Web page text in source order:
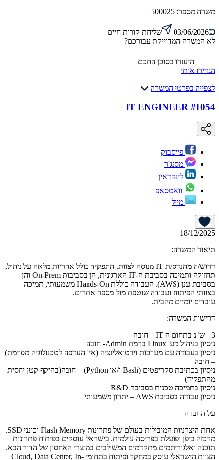
משרה מספר: 500025
03/06/2026
שליחת קורות חיים
לא המשרה המדוייקת עבורכם?
היעזרו בסוכן החכם
הגדירו אותי
לצפייה בפרטי המשרה
#1054 IT ENGINEER
פייסבוק
מסנג'ר
לינקדאין
וואטסאפ
מייל
18/12/2025
תיאור המשרה:
דרוש/ה מהנדס/ת IT מנוסה לצוות. התפקיד כולל אחריות מלאה על ניהול,
תחזוקה ותמיכה בסביבת ה-IT הארגונית, הן בסביבות On-Prem והן
בסביבת ענן (AWS). העבודה כוללת Hands-On משמעותי, תמיכה
בצוותי הפיתוח ועבודה שוטפת מול מספר אתרים.
עובדים יומיים מהבית.
דרישות המשרה:
3+ ש"נ בתחום ה IT – חובה
ניסיון בניהול מע' Linux ברמת Admin- חובה
ניסיון בעבודה עם מערכות וירטואליזציה (אין העדפה לטכנולוגיה מסוימת)
– חובה
ניסיון בכתיבת סקריפטים (Bash ו/או Python) – חובה(בהיקף קטן יחסית
מהתפקיד)
ניסיון בתמיכה טכנית בסביבת R&D
ניסיון עבודה בסביבת AWS – יתרון משמעותי
על החברה
אחת היצרניות המובילות בעולם של פתרונות Flash Memory וכונני SSD.
מרכזה ביפן ופועלת בפריסה עולמית. בישראל עוסקים בפיתוח פתרונות
תוכנה ואלגוריתמים מתקדמים המשולבים במוצרי האחסון של הדור הבא.
הצוות הישראלי עוסק במחקר ופיתוח בתחומי Cloud, Data Center, In-